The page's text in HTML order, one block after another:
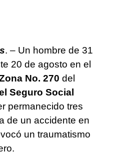
. – Un hombre de 31
20 de agosto en el
No. 270 del
Seguro Social
permanecido tres
de un accidente en
un traumatismo